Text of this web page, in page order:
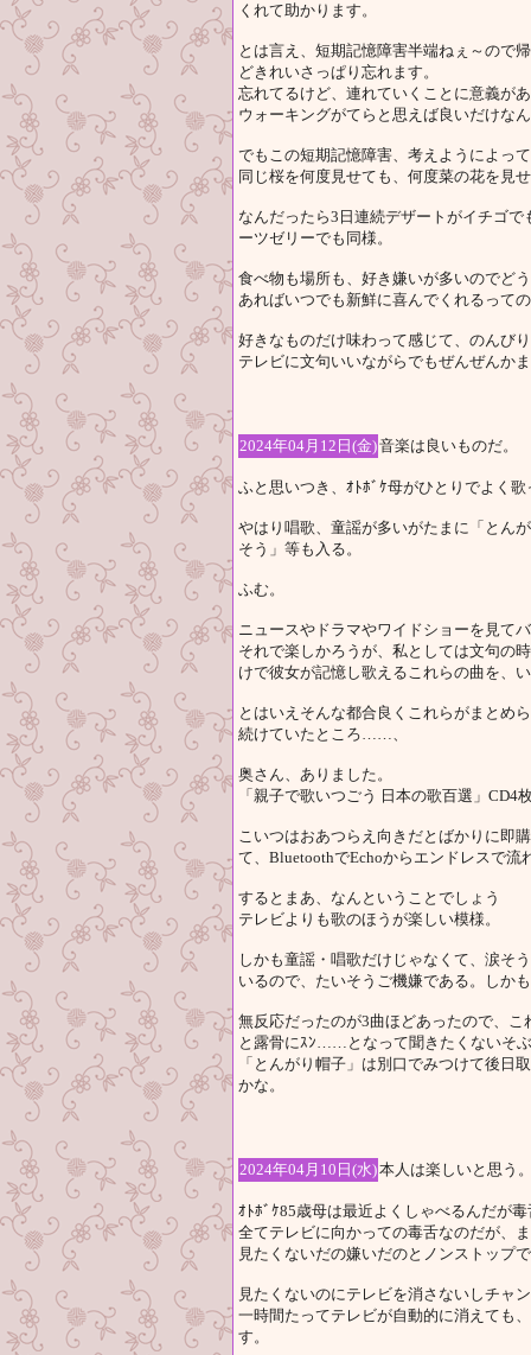
くれて助かります。
とは言え、短期記憶障害半端ねぇ～ので
どきれいさっぱり忘れます。
忘れてるけど、連れていくことに意義が
ウォーキングがてらと思えば良いだけな
でもこの短期記憶障害、考えようによっ
同じ桜を何度見せても、何度菜の花を見
なんだったら3日連続デザートがイチゴ
ーツゼリーでも同様。
食べ物も場所も、好き嫌いが多いのでど
あればいつでも新鮮に喜んでくれるって
好きなものだけ味わって感じて、のんび
テレビに文句いいながらでもぜんぜんか
2024年04月12日(金)音楽は良いものだ。
ふと思いつき、ｵﾄﾎﾞｹ母がひとりでよく
やはり唱歌、童謡が多いがたまに「とん
そう」等も入る。
ふむ。
ニュースやドラマやワイドショーを見て
それで楽しかろうが、私としては文句の
けで彼女が記憶し歌えるこれらの曲を、
とはいえそんな都合良くこれらがまとめ
続けていたところ……、
奥さん、ありました。
「親子で歌いつごう 日本の歌百選」CD4
こいつはおあつらえ向きだとばかりに即
て、BluetoothでEchoからエンドレスで流
するとまあ、なんということでしょう
テレビよりも歌のほうが楽しい模様。
しかも童謡・唱歌だけじゃなくて、涙そ
いるので、たいそうご機嫌である。しか
無反応だったのが3曲ほどあったので、
と露骨にｽﾝ……となって聞きたくないそ
「とんがり帽子」は別口でみつけて後日
かな。
2024年04月10日(水)本人は楽しいと思う
ｵﾄﾎﾞｹ85歳母は最近よくしゃべるんだが
全てテレビに向かっての毒舌なのだが、
見たくないだの嫌いだのとノンストップ
見たくないのにテレビを消さないしチャ
一時間たってテレビが自動的に消えても
す。